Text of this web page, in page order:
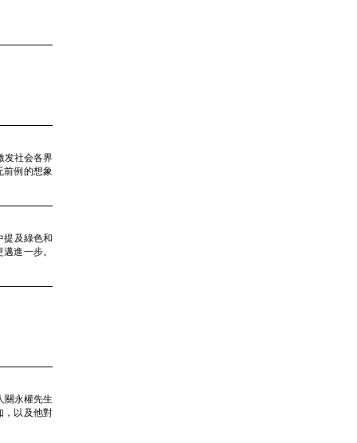
发社会各界
前例的想象
提及綠色和
進一步。
關永權先生
，以及他對